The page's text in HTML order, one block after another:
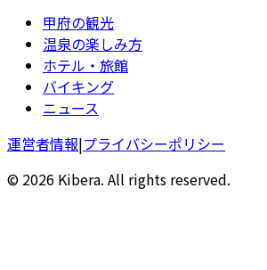
甲府の観光
温泉の楽しみ方
ホテル・旅館
バイキング
ニュース
運営者情報|プライバシーポリシー
© 2026 Kibera. All rights reserved.